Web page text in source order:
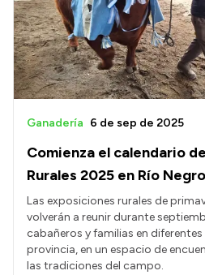
Comienza el calendario
Rurales 2025 en Río Negro
Ganadería 6 de sep de 2025
Las exposiciones rurales de
volverán a reunir durante
cabañeros y familias en
provincia, en un espacio de
las tradiciones del campo.